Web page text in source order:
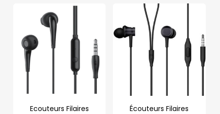
TTC 130,000.
DT
Ecouteurs Filaires
Écouteurs Filaires